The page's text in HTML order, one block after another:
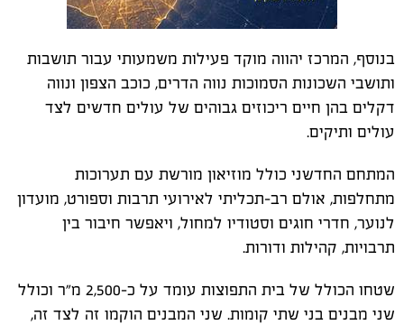
בנוסף, המרכז יהווה מוקד פעילות משמעותי עבור תושבות
ותושבי השכונות הסמוכות נווה הדרים, כוכב הצפון ונווה
דקלים בהן חיים ריכוזים גבוהים של עולים חדשים לצד
עולים ותיקים.
המתחם החדשני כולל מוזיאון מורשת עם תערוכות
מתחלפות, אולם רב-תכליתי לאירועי תרבות וספורט, מועדון
לנוער, חדרי חוגים וסטודיו למחול, ויאפשר חיבור בין
תרבויות, קהילות ודורות.
שטחו הכולל של בית התפוצות עומד על כ-2,500 מ"ר וכולל
שני מבנים בני שתי קומות. שני המבנים הוקמו זה לצד זה,